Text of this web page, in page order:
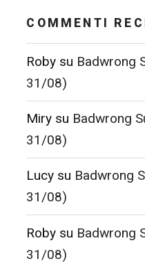
COMMENTI
Roby su Badwrong
31/08)
Miry su Badwrong
31/08)
Lucy su Badwrong
31/08)
Roby su Badwrong
31/08)